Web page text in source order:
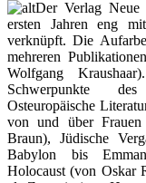
Der Verlag
ersten Jahren eng
verknüpft. Die
mehreren
Wolfgang
Schwerpunkte des
Osteuropäische
von und über
Braun), Jüdische
Babylon bis
Holocaust (von Oskar